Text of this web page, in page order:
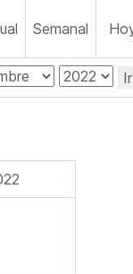
Semanal